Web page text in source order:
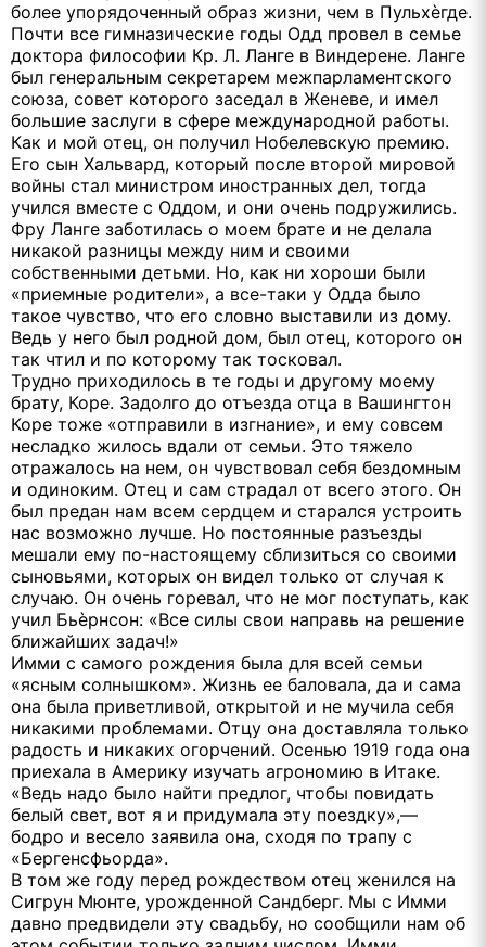
более упорядоченный образ жизни, чем в Пульхѐгде.
Почти все гимназические годы Одд провел в семье
доктора философии Кр. Л. Ланге в Виндерене. Ланге
был генеральным секретарем межпарламентского
союза, совет которого заседал в Женеве, и имел
большие заслуги в сфере международной работы.
Как и мой отец, он получил Нобелевскую премию.
Его сын Хальвард, который после второй мировой
войны стал министром иностранных дел, тогда
учился вместе с Оддом, и они очень подружились.
Фру Ланге заботилась о моем брате и не делала
никакой разницы между ним и своими
собственными детьми. Но, как ни хороши были
«приемные родители», а все-таки у Одда было
такое чувство, что его словно выставили из дому.
Ведь у него был родной дом, был отец, которого он
так чтил и по которому так тосковал.
Трудно приходилось в те годы и другому моему
брату, Коре. Задолго до отъезда отца в Вашингтон
Коре тоже «отправили в изгнание», и ему совсем
несладко жилось вдали от семьи. Это тяжело
отражалось на нем, он чувствовал себя бездомным
и одиноким. Отец и сам страдал от всего этого. Он
был предан нам всем сердцем и старался устроить
нас возможно лучше. Но постоянные разъезды
мешали ему по-настоящему сблизиться со своими
сыновьями, которых он видел только от случая к
случаю. Он очень горевал, что не мог поступать, как
учил Бьѐрнсон: «Все силы свои направь на решение
ближайших задач!»
Имми с самого рождения была для всей семьи
«ясным солнышком». Жизнь ее баловала, да и сама
она была приветливой, открытой и не мучила себя
никакими проблемами. Отцу она доставляла только
радость и никаких огорчений. Осенью 1919 года она
приехала в Америку изучать агрономию в Итаке.
«Ведь надо было найти предлог, чтобы повидать
белый свет, вот я и придумала эту поездку»,—
бодро и весело заявила она, сходя по трапу с
«Бергенсфьорда».
В том же году перед рождеством отец женился на
Сигрун Мюнте, урожденной Сандберг. Мы с Имми
давно предвидели эту свадьбу, но сообщили нам об